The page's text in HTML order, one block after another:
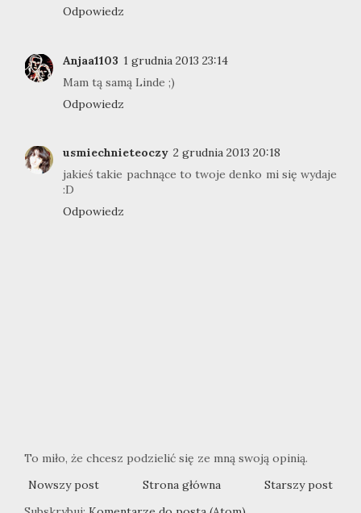
Odpowiedz
Anjaa1103 1 grudnia 2013 23:14
Mam tą samą Linde ;)
Odpowiedz
usmiechnieteoczy 2 grudnia 2013 20:18
jakieś takie pachnące to twoje denko mi się wydaje
:D
Odpowiedz
To miło, że chcesz podzielić się ze mną swoją opinią.
Nowszy post
Starszy post
Strona główna